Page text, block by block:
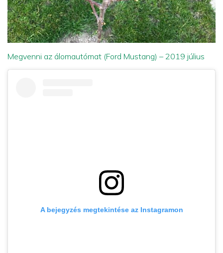
Megvenni az álomautómat (Ford Mustang) – 2019 július
A bejegyzés megtekintése az Instagramon